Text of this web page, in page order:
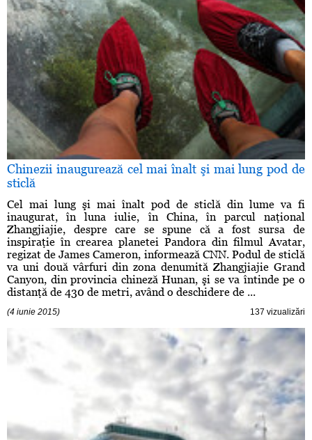
Chinezii inaugurează cel mai înalt şi mai lung pod de
sticlă
Cel mai lung şi mai înalt pod de sticlă din lume va fi
inaugurat, în luna iulie, în China, în parcul naţional
Zhangjiajie, despre care se spune că a fost sursa de
inspiraţie în crearea planetei Pandora din filmul Avatar,
regizat de James Cameron, informează CNN. Podul de sticlă
va uni două vârfuri din zona denumită Zhangjiajie Grand
Canyon, din provincia chineză Hunan, şi se va întinde pe o
distanţă de 430 de metri, având o deschidere de ...
(4 iunie 2015) 137 vizualizări